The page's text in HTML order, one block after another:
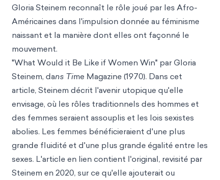
Gloria Steinem reconnaît le rôle joué par les Afro-
Américaines dans l'impulsion donnée au féminisme
naissant et la manière dont elles ont façonné le
mouvement.
"What Would it Be Like if Women Win" par Gloria
Steinem, dans Time Magazine (1970). Dans cet
article, Steinem décrit l'avenir utopique qu'elle
envisage, où les rôles traditionnels des hommes et
des femmes seraient assouplis et les lois sexistes
abolies. Les femmes bénéficieraient d'une plus
grande fluidité et d'une plus grande égalité entre les
sexes. L'article en lien contient l'original, revisité par
Steinem en 2020, sur ce qu'elle ajouterait ou